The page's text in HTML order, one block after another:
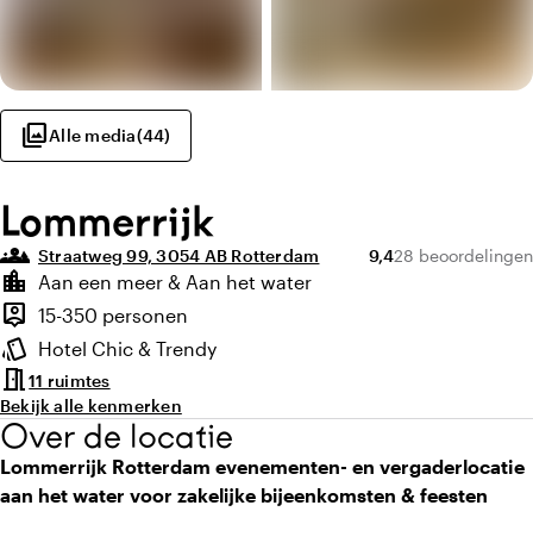
photo_libraryAlle media(44)
Lommerrijk
groups_3 Straatweg 99, 3054 AB Rotterdam Gemiddelde
9,4Aantal
28 beoordelingen
Highlights
location_city
Locatie en omgeving
Aan een meer & Aan het water
person_pin
Capaciteit
15-350 personen
style
Sfeer en uitstraling
Hotel Chic & Trendy
meeting_room11 ruimtes
Bekijk alle kenmerken
Over de locatie
Lommerrijk Rotterdam evenementen- en vergaderlocatie
aan het water voor zakelijke bijeenkomsten & feesten